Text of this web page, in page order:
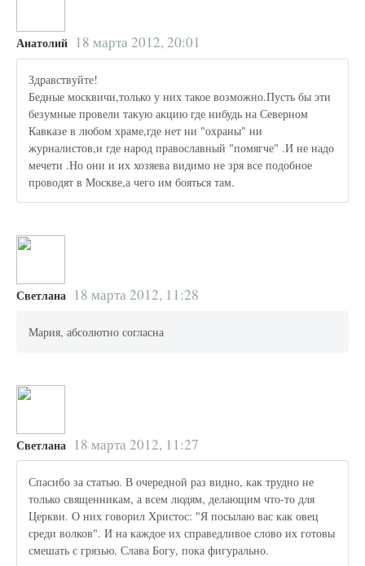
Анатолий 18 марта 2012, 20:01
Здравствуйте!
Бедные москвичи,только у них такое возможно.Пусть бы эти
безумные провели такую акцию где нибудь на Северном
Кавказе в любом храме,где нет ни "охраны" ни
журналистов,и где народ православный "помягче" .И не надо
мечети .Но они и их хозяева видимо не зря все подобное
проводят в Москве,а чего им бояться там.
Светлана 18 марта 2012, 11:28
Мария, абсолютно согласна
Светлана 18 марта 2012, 11:27
Спасибо за статью. В очередной раз видно, как трудно не
только священникам, а всем людям, делающим что-то для
Церкви. О них говорил Христос: "Я посылаю вас как овец
среди волков". И на каждое их справедливое слово их готовы
смешать с грязью. Слава Богу, пока фигурально.